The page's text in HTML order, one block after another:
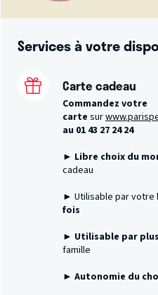
Services à votre
Carte cadeau
Commandez votre
carte sur
au 01 43 27 24 24
► Libre choix du
cadeau
► Utilisable par votre
fois
► Utilisable par
famille
► Autonomie du